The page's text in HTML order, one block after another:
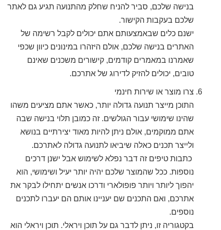
בנישה שלכם, סביר להניח שחלק מהתנועה תגיע גם לאתר
שלכם בעקבות הקישור.
ישנם כלים שבאמצעותם אתם יכולים לקבל רשימה של
האתרים בנישה שלכם, אולם היזהרו במינונים כיוון שכפי
שאמרנו במאמרים קודמים, קישורים משכנים שאינם
טובים, יכולים להזיק לדירוג של אתרכם.
צרו מוצר או שירות חינמי
התוכן מייצר תנועה גדולה יותר, כאשר אתם מציעים משהו
שהינו שימושי עבור הגולשים. זה כמובן תלוי בנישה שבה
אתם ממוקמים, אולם ניתן להיות מאוד יצירתיים בנושא
ולייצר תכנים כאלה שיביאו לתנועה גדולה לאתרכם.
כתבות טיפים זה דבר נפלא לשימוש אבל ישנן דרכים
נוספות. ככל שהמוצר שלכם יהיה יותר יעיל ושימושי, הוא
יהפוך ליותר ויותר פופולארי ודרכו אנשים יתחילו לבקר את
אתרכם, ואם התכנים שם יעניינו אותם הם יעברו לתכנים
נוספים.
בקטגוריה זו, ניתן לדבר גם על תוכן ויראלי. תוכן ויראלי הוא